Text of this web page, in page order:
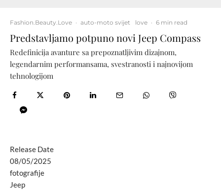
Fashion.Beauty.Love · auto-moto svijet love · 6 min read
Predstavljamo potpuno novi Jeep Compass
Redefinicija avanture sa prepoznatljivim dizajnom,
legendarnim performansama, svestranosti i najnovijom
tehnologijom
Release Date
08/05/2025
fotografije
Jeep